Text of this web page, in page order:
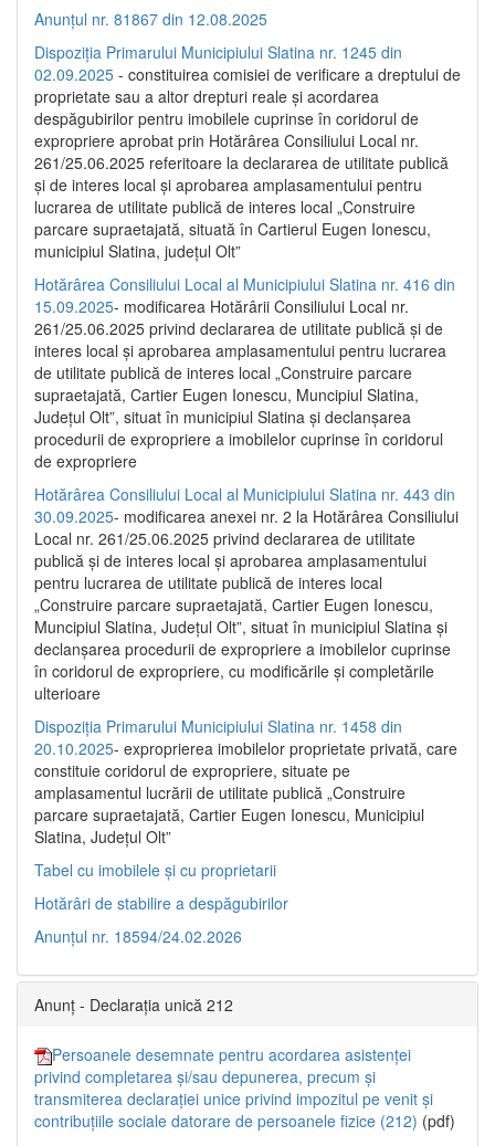
Anunțul nr. 81867 din 12.08.2025
Dispoziția Primarului Municipiului Slatina nr. 1245 din
02.09.2025 - constituirea comisiei de verificare a dreptului de
proprietate sau a altor drepturi reale și acordarea
despăgubirilor pentru imobilele cuprinse în coridorul de
expropriere aprobat prin Hotărârea Consiliului Local nr.
261/25.06.2025 referitoare la declararea de utilitate publică
și de interes local și aprobarea amplasamentului pentru
lucrarea de utilitate publică de interes local „Construire
parcare supraetajată, situată în Cartierul Eugen Ionescu,
municipiul Slatina, județul Olt”
Hotărârea Consiliului Local al Municipiului Slatina nr. 416 din
15.09.2025- modificarea Hotărârii Consiliului Local nr.
261/25.06.2025 privind declararea de utilitate publică și de
interes local și aprobarea amplasamentului pentru lucrarea
de utilitate publică de interes local „Construire parcare
supraetajată, Cartier Eugen Ionescu, Muncipiul Slatina,
Județul Olt”, situat în municipiul Slatina și declanșarea
procedurii de expropriere a imobilelor cuprinse în coridorul
de expropriere
Hotărârea Consiliului Local al Municipiului Slatina nr. 443 din
30.09.2025- modificarea anexei nr. 2 la Hotărârea Consiliului
Local nr. 261/25.06.2025 privind declararea de utilitate
publică şi de interes local şi aprobarea amplasamentului
pentru lucrarea de utilitate publică de interes local
„Construire parcare supraetajată, Cartier Eugen Ionescu,
Muncipiul Slatina, Judeţul Olt”, situat în municipiul Slatina şi
declanşarea procedurii de expropriere a imobilelor cuprinse
în coridorul de expropriere, cu modificările şi completările
ulterioare
Dispoziția Primarului Municipiului Slatina nr. 1458 din
20.10.2025- exproprierea imobilelor proprietate privată, care
constituie coridorul de expropriere, situate pe
amplasamentul lucrării de utilitate publică „Construire
parcare supraetajată, Cartier Eugen Ionescu, Municipiul
Slatina, Județul Olt”
Tabel cu imobilele și cu proprietarii
Hotărâri de stabilire a despăgubirilor
Anunțul nr. 18594/24.02.2026
Anunț - Declarația unică 212
Persoanele desemnate pentru acordarea asistenței
privind completarea și/sau depunerea, precum și
transmiterea declarației unice privind impozitul pe venit și
contribuțiile sociale datorare de persoanele fizice (212) (pdf)